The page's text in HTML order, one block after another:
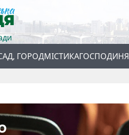
ГОРОДМІСТИКАГОСПОДИНЯ